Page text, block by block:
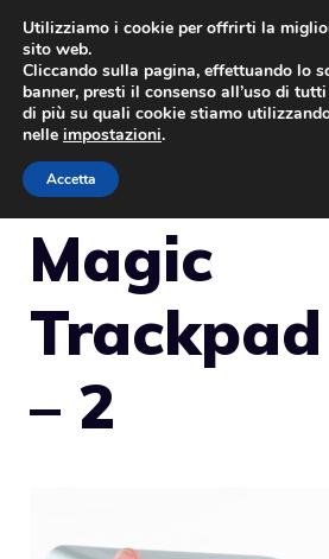
Vai
contenuto
Magic
– 2
Utilizziamo i cookie per offrirti la
sito web.
Cliccando sulla pagina, effettuando lo
banner, presti il consenso all’uso di
di più su quali cookie stiamo
nelle impostazioni.
Accetta